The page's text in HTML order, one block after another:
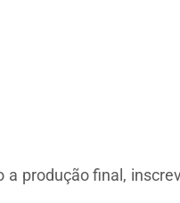
produção final,